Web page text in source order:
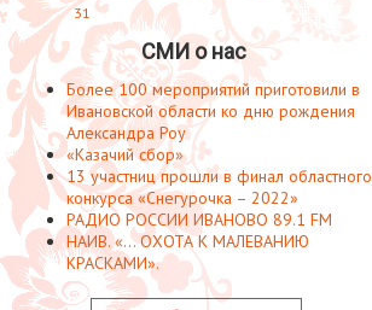
31
СМИ о нас
Более 100 мероприятий приготовили в
Ивановской области ко дню рождения
Александра Роу
«Казачий сбор»
13 участниц прошли в финал областного
конкурса «Снегурочка – 2022»
РАДИО РОССИИ ИВАНОВО 89.1 FM
НАИВ. «... ОХОТА К МАЛЕВАНИЮ
КРАСКАМИ».